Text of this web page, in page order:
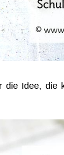
Idee, die